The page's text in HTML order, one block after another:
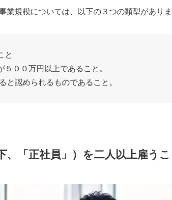
業規模については、以下の３つの類型があり
と
００万円以上であること。
と認められるものであること。
、「正社員」）を二人以上雇う